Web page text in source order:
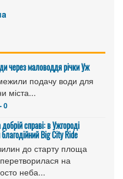
через маловоддя річки Уж
подачу води для
міста...
0
справі: в Ужгороді
Big City Ride
до старту площа
на
неба...